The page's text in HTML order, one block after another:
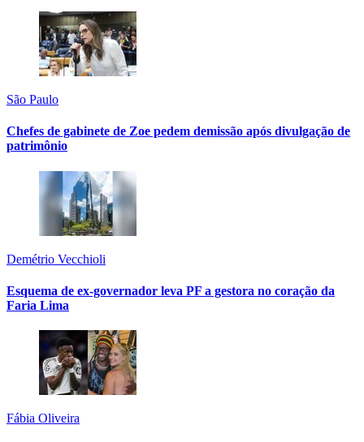
São Paulo
Chefes de gabinete de Zoe pedem demissão após divulgação de
patrimônio
Demétrio Vecchioli
Esquema de ex-governador leva PF a gestora no coração da
Faria Lima
Fábia Oliveira